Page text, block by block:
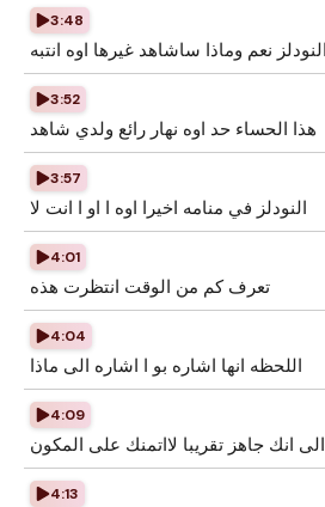
3:48
النودلز نعم وماذا ساشاهد غيرها اوه انتبه
3:52
هذا الحساء حد اوه نهار رائع ولدي شاهد
3:57
النودلز في منامه اخيرا اوه ا او ا انت لا
4:01
تعرف كم من الوقت انتظرت هذه
4:04
اللحظه انها اشاره بو ا اشاره الى ماذا
4:09
الى انك جاهز تقريبا لااتمنك على المكون
4:13